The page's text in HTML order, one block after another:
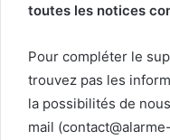
toutes les notices
Pour compléter le
trouvez pas les
la possibilités de
mail